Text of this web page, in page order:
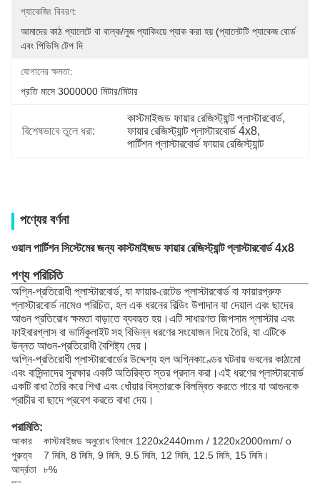
প্যাকেজিং বিবরণ:
আমাদের কাঠ প্যালেটে বা বাল্ক/লুজ প্যাকিংয়ে প্যাক করা হয় (প্যালেটটি প্যাকেজ বোর্ড
এবং পিভিসি টেপ দি
যোগানের ক্ষমতা:
প্রতি মাসে 3000000 মিটার/মিটার
বিশেষভাবে তুলে ধরা:
কাস্টমাইজড ফায়ার রেজিস্ট্যান্ট প্লাস্টারবোর্ড,
ফায়ার রেজিস্ট্যান্ট প্লাস্টারবোর্ড 4x8,
পার্টিশন প্লাস্টারবোর্ড ফায়ার রেজিস্ট্যান্ট
পণ্যের বর্ণনা
ওয়াল পার্টিশন সিস্টেমের জন্য কাস্টমাইজড ফায়ার রেজিস্ট্যান্ট প্লাস্টারবোর্ড 4x8
পণ্য পরিচিতি
অগ্নি-প্রতিরোধী প্লাস্টারবোর্ড, যা ফায়ার-রেটেড প্লাস্টারবোর্ড বা ফায়ারপ্রুফ
প্লাস্টারবোর্ড নামেও পরিচিত, হল এক ধরনের বিল্ডিং উপাদান যা দেয়াল এবং ছাদের
আগুন প্রতিরোধ ক্ষমতা বাড়াতে ব্যবহৃত হয়।এটি সাধারণত জিপসাম প্লাস্টার এবং
ফাইবারগ্লাস বা ভার্মিকুলাইট সহ বিভিন্ন ধরণের সংযোজন দিয়ে তৈরি, যা এটিকে
উন্নত আগুন-প্রতিরোধী বৈশিষ্ট্য দেয়।
অগ্নি-প্রতিরোধী প্লাস্টারবোর্ডের উদ্দেশ্য হল অগ্নিকাণ্ডের ঘটনায় ভবনের কাঠামো
এবং বাসিন্দাদের সুরক্ষার একটি অতিরিক্ত স্তর প্রদান করা।এই ধরণের প্লাস্টারবোর্ড
একটি বাধা তৈরি করে শিখা এবং ধোঁয়ার বিস্তারকে বিলম্বিত করতে পারে যা আগুনকে
প্রাচীর বা ছাদে প্রবেশ করতে বাধা দেয়।
পরামিতি:
আকার
কাস্টমাইজড অনুরোধ হিসাবে 1220x2440mm / 1220x2000mm/ o
পুরুত্ব
7 মিমি, 8 মিমি, 9 মিমি, 9.5 মিমি, 12 মিমি, 12.5 মিমি, 15 মিমি।
আর্দ্রতা
৮%